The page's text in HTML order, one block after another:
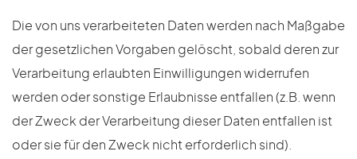
Die von uns verarbeiteten Daten werden nach Maßgabe
der gesetzlichen Vorgaben gelöscht, sobald deren zur
Verarbeitung erlaubten Einwilligungen widerrufen
werden oder sonstige Erlaubnisse entfallen (z.B. wenn
der Zweck der Verarbeitung dieser Daten entfallen ist
oder sie für den Zweck nicht erforderlich sind).